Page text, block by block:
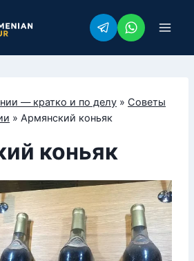
— кратко и по делу » Советы
» Армянский коньяк
коньяк